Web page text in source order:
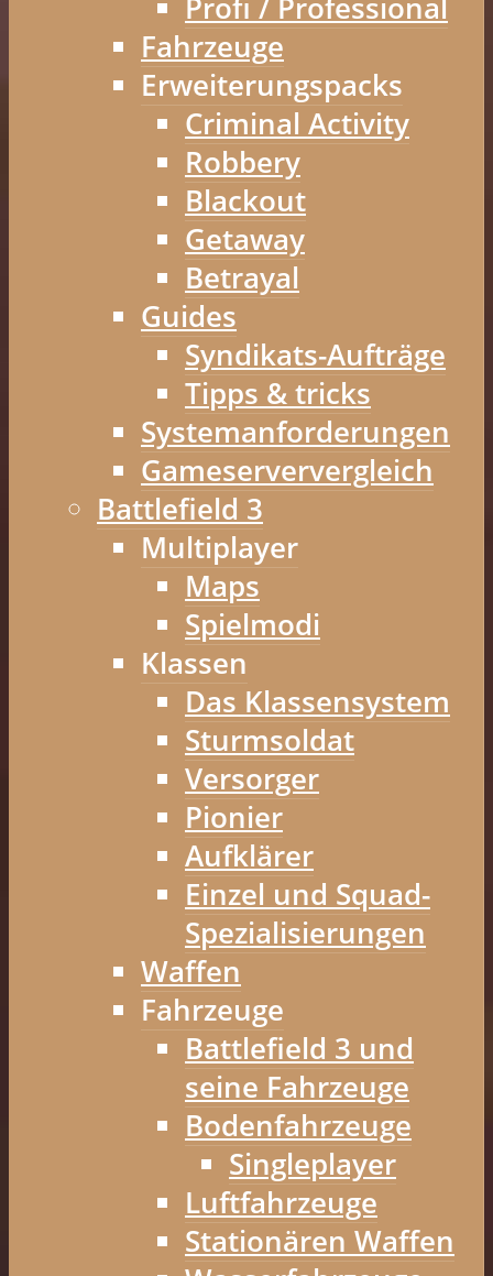
Profi / Professional
Fahrzeuge
Erweiterungspacks
Criminal Activity
Robbery
Blackout
Getaway
Betrayal
Guides
Syndikats-Aufträge
Tipps & tricks
Systemanforderungen
Gameserververgleich
Battlefield 3
Multiplayer
Maps
Spielmodi
Klassen
Das Klassensystem
Sturmsoldat
Versorger
Pionier
Aufklärer
Einzel und Squad-
Spezialisierungen
Waffen
Fahrzeuge
Battlefield 3 und
seine Fahrzeuge
Bodenfahrzeuge
Singleplayer
Luftfahrzeuge
Stationären Waffen